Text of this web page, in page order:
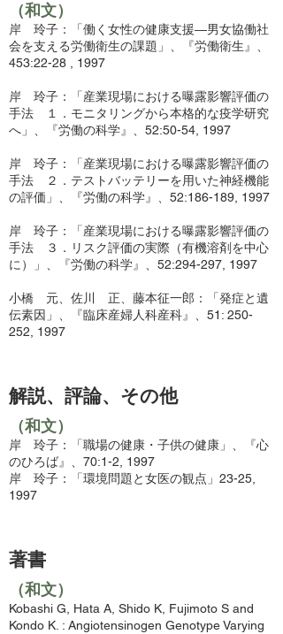
（和文）
岸 玲子：「働く女性の健康支援―男女協働社
会を支える労働衛生の課題」、『労働衛生』、
453:22-28 , 1997
岸 玲子：「産業現場における曝露影響評価の
手法 １．モニタリングから本格的な疫学研究
へ」、『労働の科学』、52:50-54, 1997
岸 玲子：「産業現場における曝露影響評価の
手法 ２．テストバッテリーを用いた神経機能
の評価」、『労働の科学』、52:186-189, 1997
岸 玲子：「産業現場における曝露影響評価の
手法 ３．リスク評価の実際（有機溶剤を中心
に）」、『労働の科学』、52:294-297, 1997
小橋 元、佐川 正、藤本征一郎：「発症と遺
伝素因」、『臨床産婦人科産科』、51: 250-
252, 1997
解説、評論、その他
（和文）
岸 玲子：「職場の健康・子供の健康」、『心
のひろば』、70:1-2, 1997
岸 玲子：「環境問題と女医の観点」23-25,
1997
著書
（和文）
Kobashi G, Hata A, Shido K, Fujimoto S and
Kondo K. : Angiotensinogen Genotype Varying